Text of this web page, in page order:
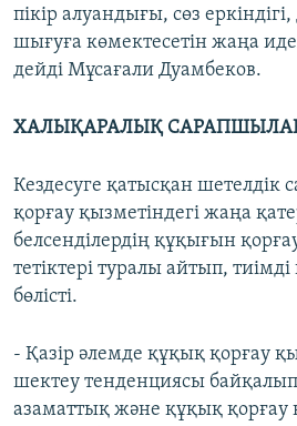
пікір алуандығы, сөз
шығуға көмектесетін жаңа
дейді Мұсағали Дуамбеков.
ХАЛЫҚАРАЛЫҚ
Кездесуге қатысқан
қорғау қызметіндегі жаңа
белсенділердің құқығын
тетіктері туралы айтып,
бөлісті.
- Қазір әлемде құқық қорғау
шектеу тенденциясы
азаматтық және құқық қорғау